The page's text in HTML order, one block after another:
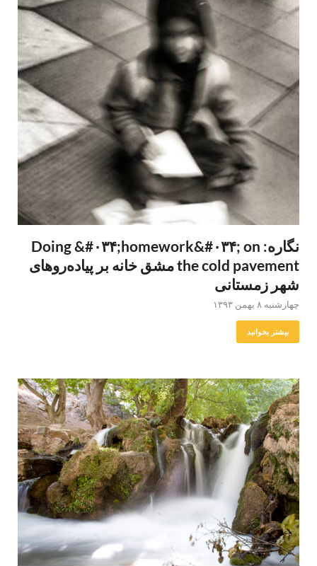
نگاره: Doing &#۰۳۴;homework&#۰۳۴; on
the cold pavement مشق خانه بر پیاده‌روهای
شهر زمستانی
چهارشنبه ۸ بهمن ۱۳۹۳
بیشتر بخوانید